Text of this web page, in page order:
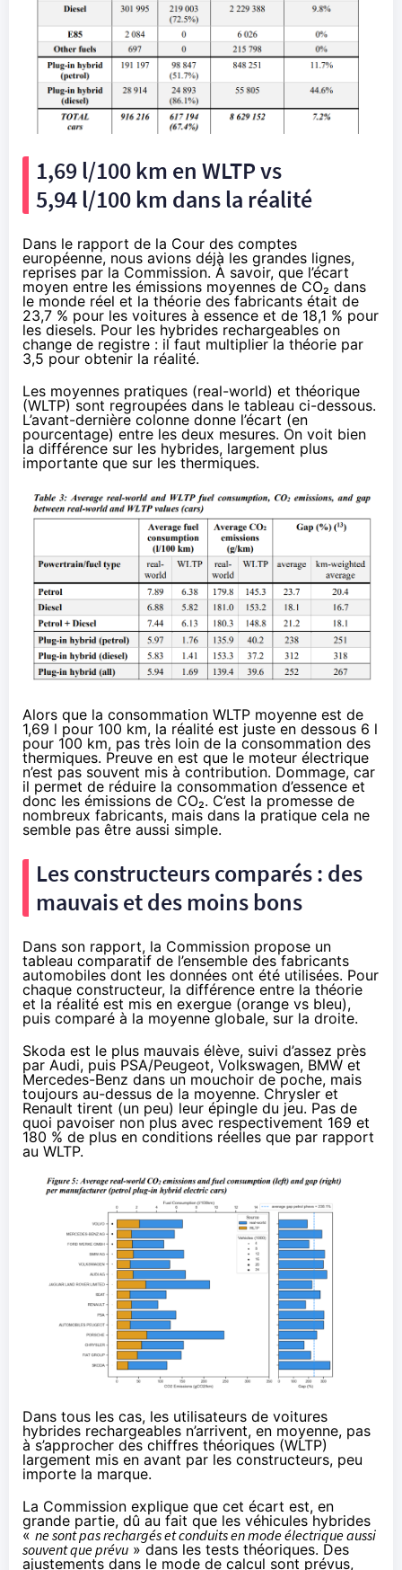
1,69 l/100 km en WLTP vs
5,94 l/100 km dans la réalité
Dans le rapport de la Cour des comptes
européenne, nous avions déjà les grandes lignes,
reprises par la Commission. À savoir, que l’écart
moyen entre les émissions moyennes de CO₂ dans
le monde réel et la théorie des fabricants était de
23,7 % pour les voitures à essence et de 18,1 % pour
les diesels. Pour les hybrides rechargeables on
change de registre : il faut multiplier la théorie par
3,5 pour obtenir la réalité.
Les moyennes pratiques (real-world) et théorique
(WLTP) sont regroupées dans le tableau ci-dessous.
L’avant-dernière colonne donne l’écart (en
pourcentage) entre les deux mesures. On voit bien
la différence sur les hybrides, largement plus
importante que sur les thermiques.
Alors que la consommation WLTP moyenne est de
1,69 l pour 100 km, la réalité est juste en dessous 6 l
pour 100 km, pas très loin de la consommation des
thermiques. Preuve en est que le moteur électrique
n’est pas souvent mis à contribution. Dommage, car
il permet de réduire la consommation d’essence et
donc les émissions de CO₂. C’est la promesse de
nombreux fabricants, mais dans la pratique cela ne
semble pas être aussi simple.
Les constructeurs comparés : des
mauvais et des moins bons
Dans son rapport, la Commission propose un
tableau comparatif de l’ensemble des fabricants
automobiles dont les données ont été utilisées. Pour
chaque constructeur, la différence entre la théorie
et la réalité est mis en exergue (orange vs bleu),
puis comparé à la moyenne globale, sur la droite.
Skoda est le plus mauvais élève, suivi d’assez près
par Audi, puis PSA/Peugeot, Volkswagen, BMW et
Mercedes-Benz dans un mouchoir de poche, mais
toujours au-dessus de la moyenne. Chrysler et
Renault tirent (un peu) leur épingle du jeu. Pas de
quoi pavoiser non plus avec respectivement 169 et
180 % de plus en conditions réelles que par rapport
au WLTP.
Dans tous les cas, les utilisateurs de voitures
hybrides rechargeables n’arrivent, en moyenne, pas
à s’approcher des chiffres théoriques (WLTP)
largement mis en avant par les constructeurs, peu
importe la marque.
La Commission explique que cet écart est, en
grande partie, dû au fait que les véhicules hybrides
« ne sont pas rechargés et conduits en mode électrique aussi
souvent que prévu » dans les tests théoriques. Des
ajustements dans le mode de calcul sont prévus,